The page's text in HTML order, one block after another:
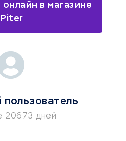
в магазине
IPiter
20673 дней